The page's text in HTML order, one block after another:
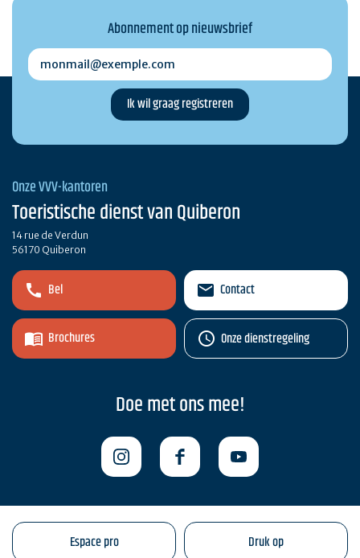
Abonnement op nieuwsbrief
monmail@exemple.com
Onze VVV-kantoren
Toeristische dienst van Quiberon
14 rue de Verdun
56170 Quiberon
Bel
Brochures
Contact
Onze dienstregeling
Doe met ons mee!
Espace pro Druk op